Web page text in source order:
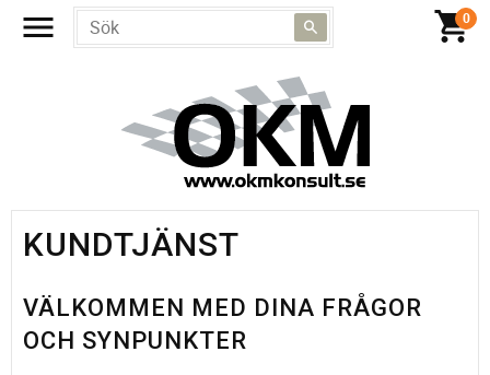
KUNDTJÄNST
VÄLKOMMEN MED DINA FRÅGOR
OCH SYNPUNKTER